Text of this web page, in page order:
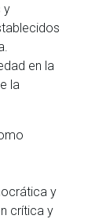
y
en la
la
y
crítica y